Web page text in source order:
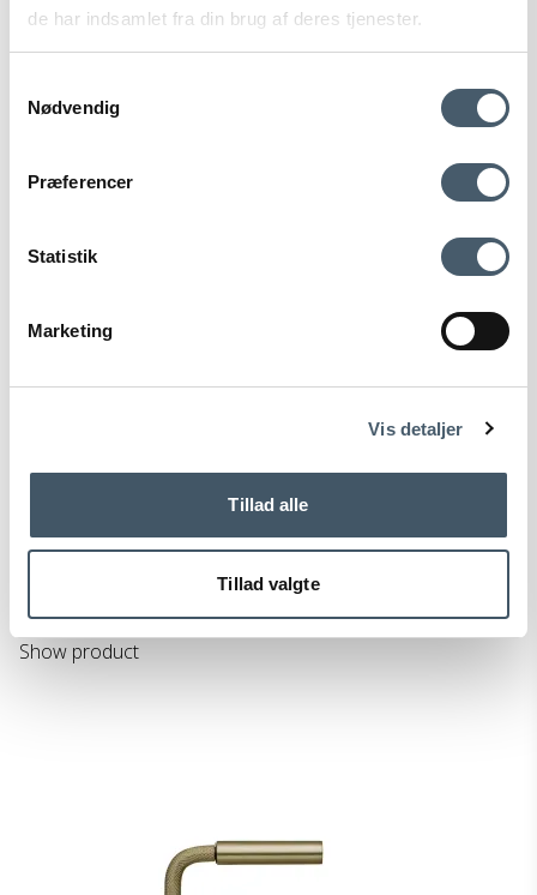
de har indsamlet fra din brug af deres tjenester.
Nødvendig
Præferencer
Statistik
Marketing
Vis detaljer
Tillad alle
Tillad valgte
Shipping
340-T01.009M
Price from212 EUR
Show product